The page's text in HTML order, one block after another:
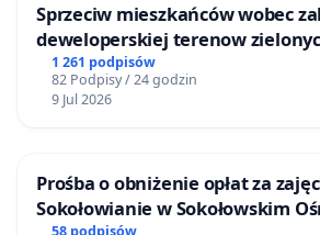
Sprzeciw mieszkańców wobec
deweloperskiej terenow
Bulwarów Straceńskich w
1 261 podpisów
82 Podpisy / 24 godzin
9 Jul 2026
Prośba o obniżenie opłat za
Sokołowianie w Sokołowskim
58 podpisów